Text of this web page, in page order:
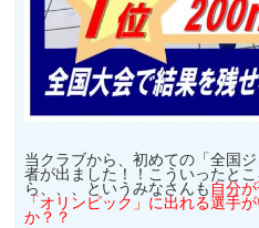
当クラブから、初めての「全国
者が出ました！！こういったと
ら、、、というみなさんも自分
「オリンピック」に出れる選手
か？？